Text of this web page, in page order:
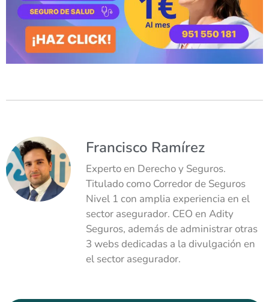
Francisco Ramírez
Experto en Derecho y Seguros.
Titulado como Corredor de Seguros
Nivel 1 con amplia experiencia en el
sector asegurador. CEO en Adity
Seguros, además de administrar otras
3 webs dedicadas a la divulgación en
el sector asegurador.